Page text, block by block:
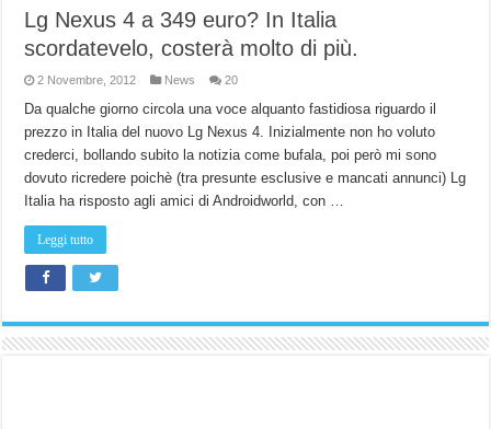
Lg Nexus 4 a 349 euro? In Italia
scordatevelo, costerà molto di più.
2 Novembre, 2012 News 20
Da qualche giorno circola una voce alquanto fastidiosa riguardo il
prezzo in Italia del nuovo Lg Nexus 4. Inizialmente non ho voluto
crederci, bollando subito la notizia come bufala, poi però mi sono
dovuto ricredere poichè (tra presunte esclusive e mancati annunci) Lg
Italia ha risposto agli amici di Androidworld, con …
Leggi tutto